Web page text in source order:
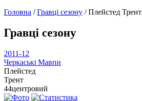
Головна /Гравці сезону /Плейстед Трент
Гравці сезону
2011-12
Черкаські Мавпи
Плейстед
Трент
44центровий